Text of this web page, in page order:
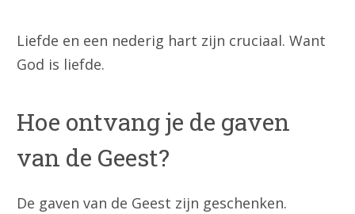
Liefde en een nederig hart zijn cruciaal. Want
God is liefde.
Hoe ontvang je de gaven
van de Geest?
De gaven van de Geest zijn geschenken.